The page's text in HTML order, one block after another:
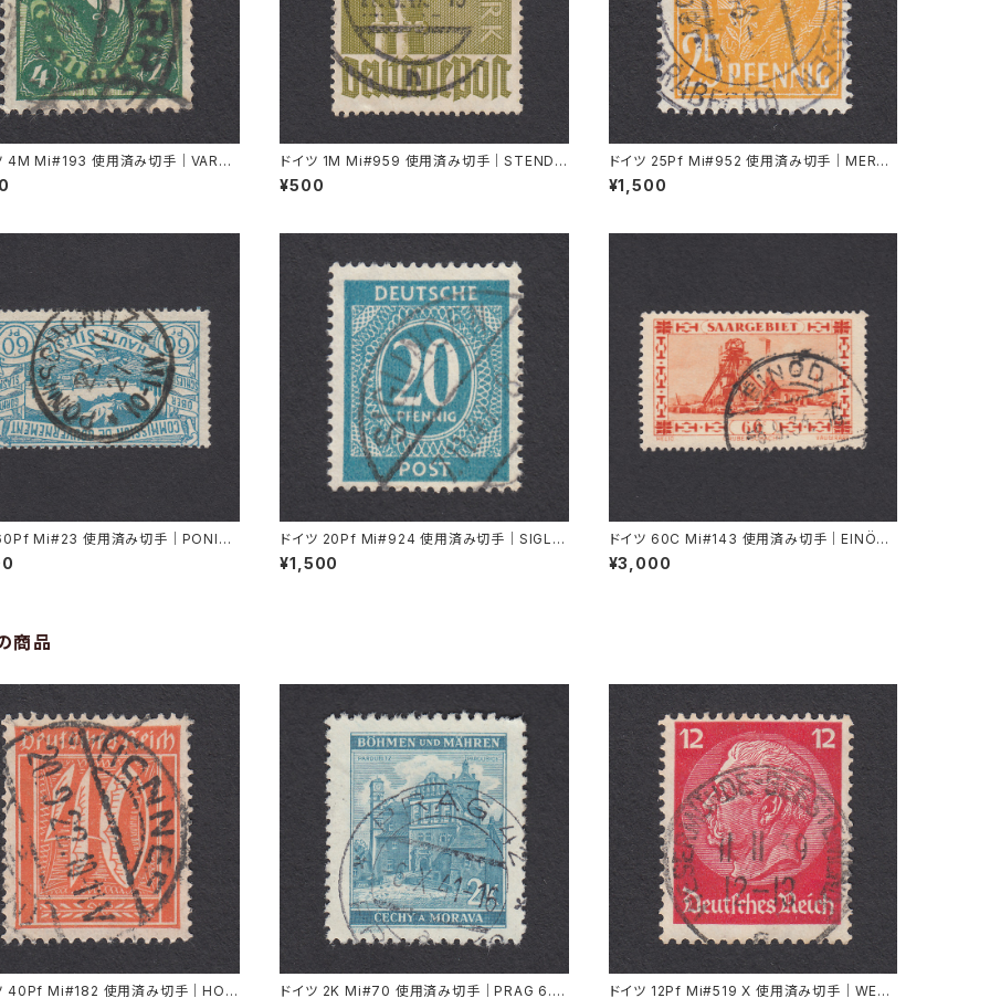
4M Mi#193 使用済み切手｜VARRE
ドイツ 1M Mi#959 使用済み切手｜STENDA
L 11.8.1947
¥500
ドイツ 25Pf Mi#952 使用済み切手｜MERKE
RSHAUSEN 14.2.1948
¥1,500
Mi#23 使用済み切手｜PONISC
22.11.1921
ドイツ 20Pf Mi#924 使用済み切手｜SIGLIN
GEN 7.11.1947
¥1,500
ドイツ 60C Mi#143 使用済み切手｜EINÖD
8.9.1934
¥3,000
商品
40Pf Mi#182 使用済み切手｜HON ドイツ 2K Mi#70 使用済み切手｜PRAG 6.X. ドイツ 12Pf Mi#519 X 使用済み切手｜WESE